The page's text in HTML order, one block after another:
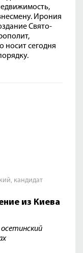
Ирония
Свято-
носит сегодня
кандидат
из Киева